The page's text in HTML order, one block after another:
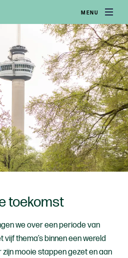
MENU
toekomst
we over een periode van
thema’s binnen een wereld
zijn mooie stappen gezeten aan